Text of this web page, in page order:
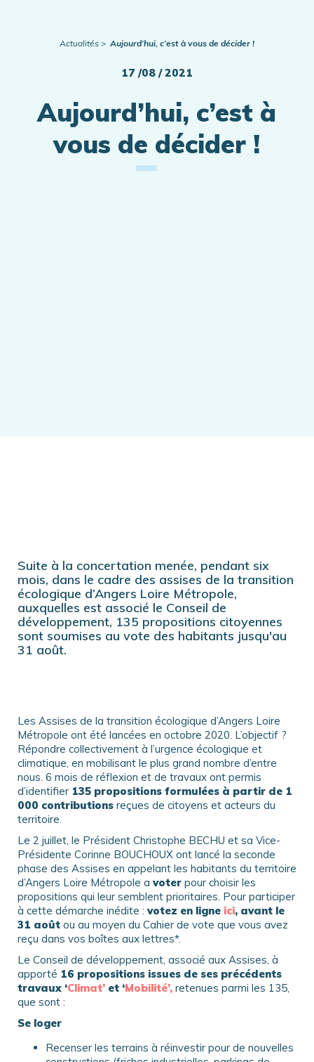
Actualités Aujourd’hui, c’est à vous de décider !
17 /08 / 2021
Aujourd’hui, c’est à
vous de décider !
Suite à la concertation menée, pendant six
mois, dans le cadre des assises de la transition
écologique d’Angers Loire Métropole,
auxquelles est associé le Conseil de
développement, 135 propositions citoyennes
sont soumises au vote des habitants jusqu'au
31 août.
Les Assises de la transition écologique d’Angers Loire
Métropole ont été lancées en octobre 2020. L’objectif ?
Répondre collectivement à l’urgence écologique et
climatique, en mobilisant le plus grand nombre d’entre
nous. 6 mois de réflexion et de travaux ont permis
d’identifier 135 propositions formulées à partir de 1
000 contributions reçues de citoyens et acteurs du
territoire.
Le 2 juillet, le Président Christophe BECHU et sa Vice-
Présidente Corinne BOUCHOUX ont lancé la seconde
phase des Assises en appelant les habitants du territoire
d’Angers Loire Métropole a voter pour choisir les
propositions qui leur semblent prioritaires. Pour participer
à cette démarche inédite : votez en ligne ici, avant le
31 août ou au moyen du Cahier de vote que vous avez
reçu dans vos boîtes aux lettres*.
Le Conseil de développement, associé aux Assises, à
apporté 16 propositions issues de ses précédents
travaux ‘Climat’ et ‘Mobilité’, retenues parmi les 135,
que sont :
Se loger
Recenser les terrains à réinvestir pour de nouvelles